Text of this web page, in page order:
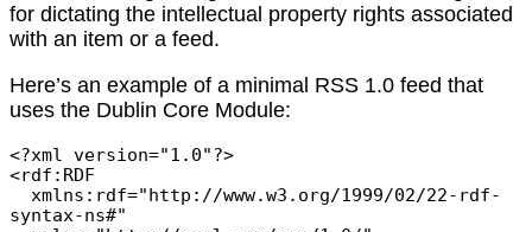
for dictating the intellectual property rights associated
with an item or a feed.
Here’s an example of a minimal RSS 1.0 feed that
uses the Dublin Core Module:
<?xml version="1.0"?>
<rdf:RDF
syntax-ns#"